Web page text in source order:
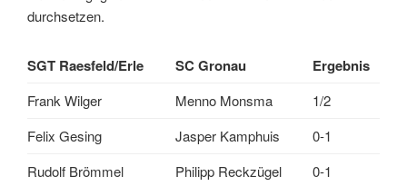
durchsetzen.
SGT Raesfeld/Erle SC Gronau Ergebnis
Frank Wilger Menno Monsma
1/2
Felix Gesing
Jasper Kamphuis
0-1
Rudolf Brömmel
Philipp Reckzügel
0-1